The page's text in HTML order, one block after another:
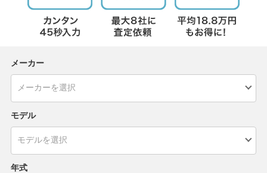
メーカー
モデル
年式